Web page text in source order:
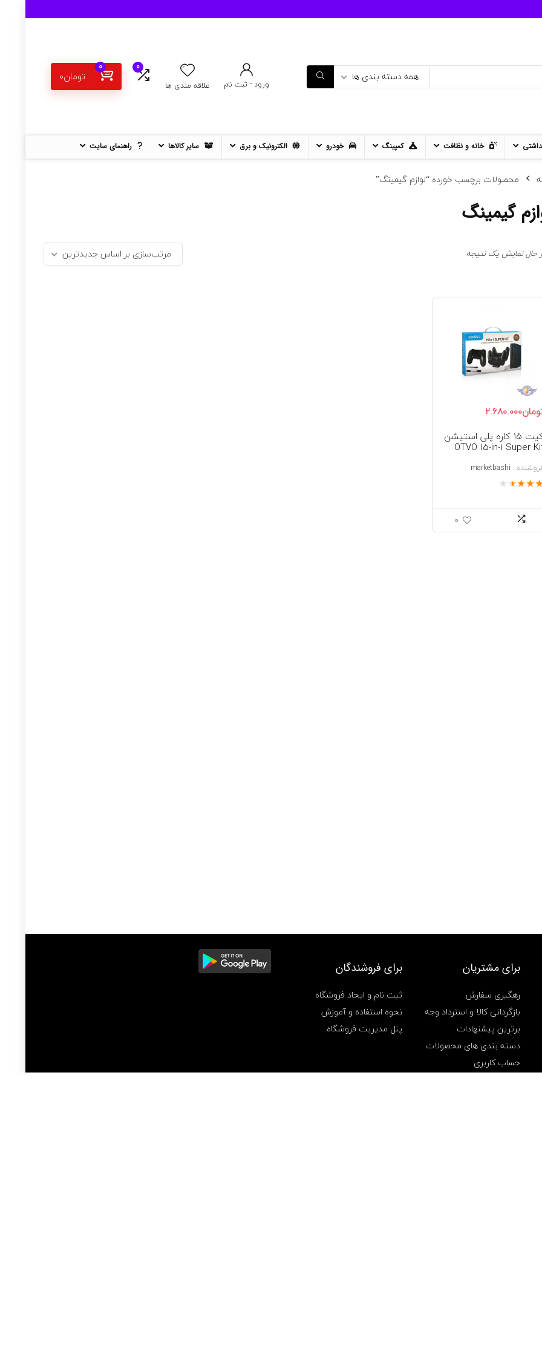
همه دسته بندی ها
ورود - ثبت نام علاقه مندی ها
0
0
تومان0
خانه و نظافت کمپینگ خودرو الکترونیک و برق سایر کالاها راهنمای سایت
محصولات برچسب خورده “لوازم گیمینگ”
گیمینگ
حال نمایش یک نتیجه مرتب‌سازی بر اساس جدیدترین
2.680.000
کیت ۱۵ کاره پلی استیشن
OTVO 15-in-1 Super
:
marketbashi
★
★
★
★
0
برای مشتریان
رهگیری سفارش
بازگردانی کالا و استرداد وجه
برترین پیشنهادات
دسته بندی های محصولات
حساب کاربری
برای فروشندگان
ثبت نام و ایجاد فروشگاه
نحوه استفاده و آموزش
پنل مدیریت فروشگاه